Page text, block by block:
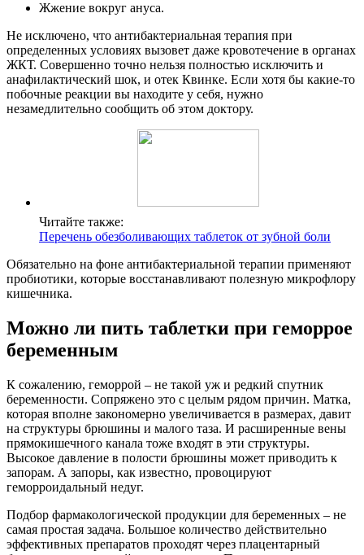
Жжение вокруг ануса.
Не исключено, что антибактериальная терапия при
определенных условиях вызовет даже кровотечение в органах
ЖКТ. Совершенно точно нельзя полностью исключить и
анафилактический шок, и отек Квинке. Если хотя бы какие-то
побочные реакции вы находите у себя, нужно
незамедлительно сообщить об этом доктору.
Читайте также:
Перечень обезболивающих таблеток от зубной боли
Обязательно на фоне антибактериальной терапии применяют
пробиотики, которые восстанавливают полезную микрофлору
кишечника.
Можно ли пить таблетки при геморрое
беременным
К сожалению, геморрой – не такой уж и редкий спутник
беременности. Сопряжено это с целым рядом причин. Матка,
которая вполне закономерно увеличивается в размерах, давит
на структуры брюшины и малого таза. И расширенные вены
прямокишечного канала тоже входят в эти структуры.
Высокое давление в полости брюшины может приводить к
запорам. А запоры, как известно, провоцируют
геморроидальный недуг.
Подбор фармакологической продукции для беременных – не
самая простая задача. Большое количество действительно
эффективных препаратов проходят через плацентарный